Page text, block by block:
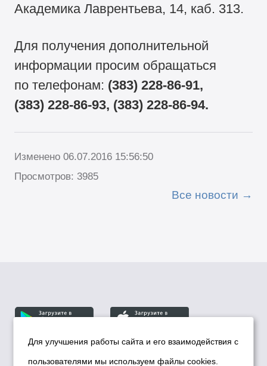
Академика Лаврентьева, 14, каб. 313.
Для получения дополнительной
информации просим обращаться
по телефонам: (383) 228-86-91,
(383) 228-86-93, (383) 228-86-94.
Изменено 06.07.2016 15:56:50
Просмотров: 3985
Все новости
Для улучшения работы сайта и его взаимодействия с
пользователями мы используем файлы cookies.